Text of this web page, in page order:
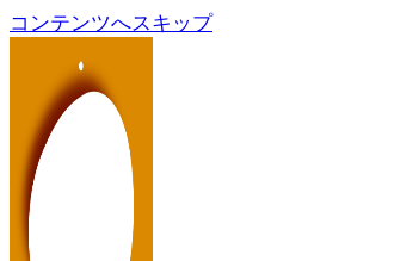
コンテンツへスキップ